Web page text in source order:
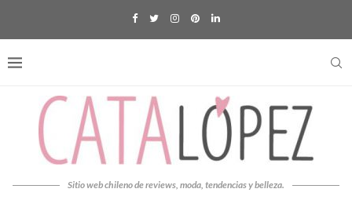
Sitio web chileno de reviews, moda, tendencias y belleza.